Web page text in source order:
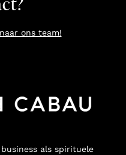
ons team!
als spirituele